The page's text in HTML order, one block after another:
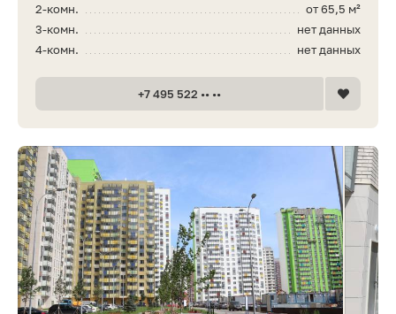
от 65,5 м²
2-комн.
нет данных
3-комн.
нет данных
4-комн.
+7 495 522 •• ••